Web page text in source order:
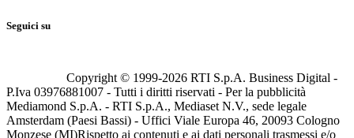
Seguici su
Copyright © 1999-2026 RTI S.p.A. Business Digital -
P.Iva 03976881007 - Tutti i diritti riservati - Per la pubblicità
Mediamond S.p.A. - RTI S.p.A., Mediaset N.V., sede legale
Amsterdam (Paesi Bassi) - Uffici Viale Europa 46, 20093 Cologno
Monzese (MI)Rispetto ai contenuti e ai dati personali trasmessi e/o